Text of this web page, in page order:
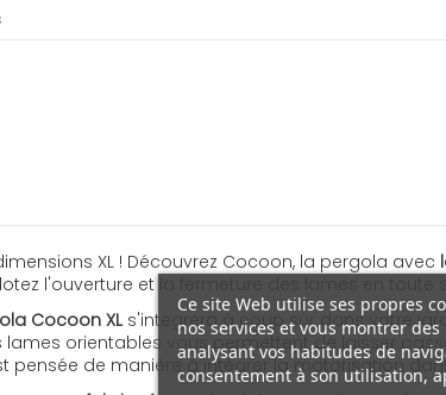
XL ! Découvrez Cocoon, la pergola avec
l'ouverture et la fermeture des lames en toute
Cocoon XL s'intègrera à coup sûr dans votre
orientables vous permettent de laisser
pensée de manière à intégrer la motorisation
Ce site Web utilise ses propres
nos services et vous montrer
analysant vos habitudes de
consentement à son utilisation,